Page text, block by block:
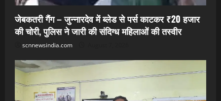
जेबकतरी गैंग – जुन्नारदेव में ब्लेड से पर्स काटकर ₹20 हजार
की चोरी, पुलिस ने जारी की संदिग्ध महिलाओं की तस्वीर
scnnewsindia.com